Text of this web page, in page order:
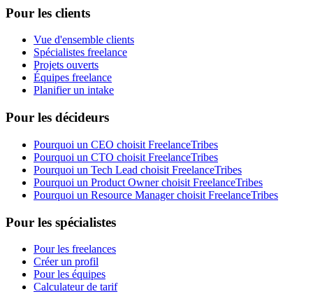
Pour les clients
Vue d'ensemble clients
Spécialistes freelance
Projets ouverts
Équipes freelance
Planifier un intake
Pour les décideurs
Pourquoi un CEO choisit FreelanceTribes
Pourquoi un CTO choisit FreelanceTribes
Pourquoi un Tech Lead choisit FreelanceTribes
Pourquoi un Product Owner choisit FreelanceTribes
Pourquoi un Resource Manager choisit FreelanceTribes
Pour les spécialistes
Pour les freelances
Créer un profil
Pour les équipes
Calculateur de tarif